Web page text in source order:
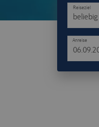
Reiseziel
beliebig
Anreise